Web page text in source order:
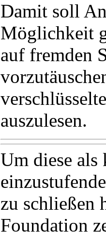
Damit soll
Möglichkeit
auf fremden
auszulesen.
Um diese
zu schließen
Foundation